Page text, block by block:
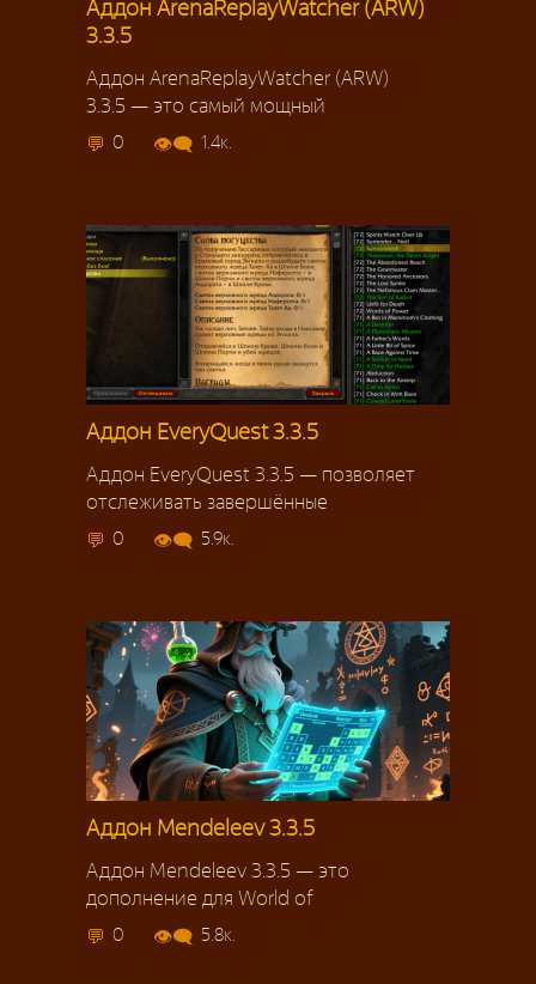
Аддон ArenaReplayWatcher (ARW)
3.3.5
Аддон ArenaReplayWatcher (ARW)
3.3.5 — это самый мощный
0 1.4к.
Аддон EveryQuest 3.3.5
Аддон EveryQuest 3.3.5 — позволяет
отслеживать завершённые
0 5.9к.
Аддон Mendeleev 3.3.5
Аддон Mendeleev 3.3.5 — это
дополнение для World of
0 5.8к.